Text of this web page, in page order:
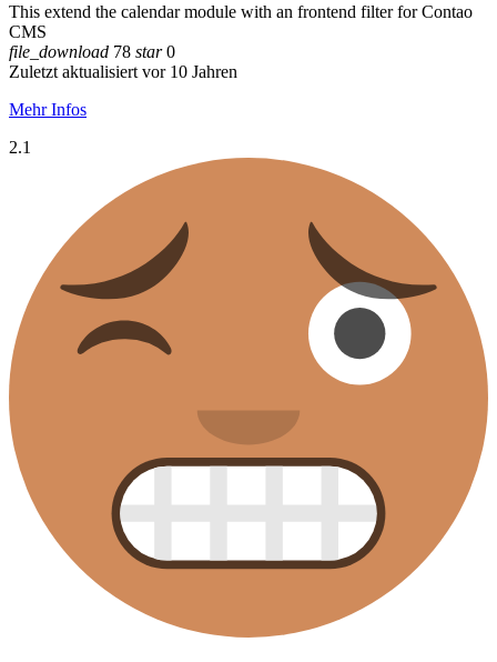
This extend the calendar module with an frontend filter for Contao
CMS
file_download 78 star0
Zuletzt aktualisiert vor 10 Jahren
Mehr Infos
2.1